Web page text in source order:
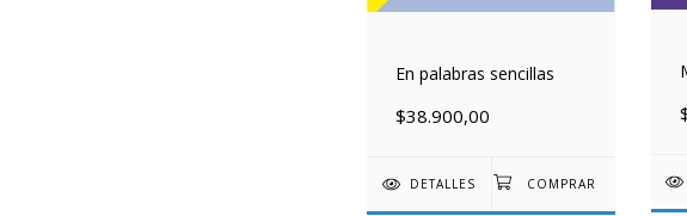
En palabras sencillas
$38.900,00
DETALLES